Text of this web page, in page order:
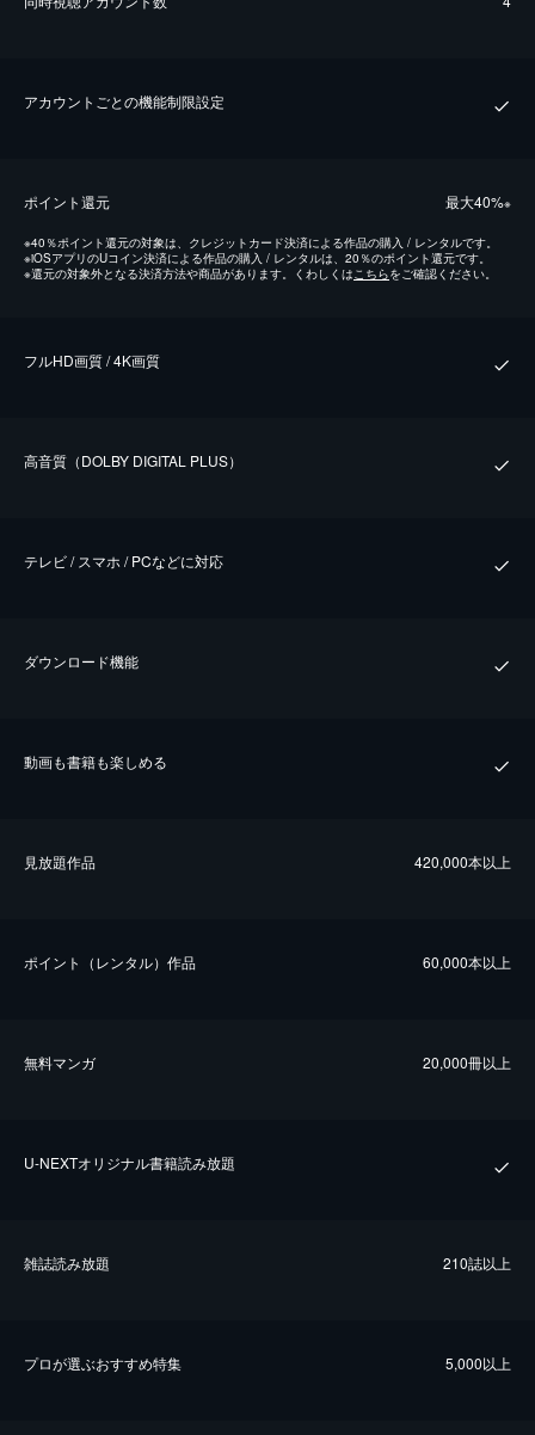
アカウントごとの機能制限設定
ポイント還元 最⼤40%※
※40％ポイント還元の対象は、クレジットカード決済による作品の購入 / レンタルです。
※iOSアプリのUコイン決済による作品の購入 / レンタルは、20％のポイント還元です。
※還元の対象外となる決済方法や商品があります。くわしくはこちらをご確認ください。
フルHD画質 / 4K画質
⾼⾳質（DOLBY DIGITAL PLUS）
テレビ / スマホ / PCなどに対応
ダウンロード機能
動画も書籍も楽しめる
⾒放題作品 420,000本以上
ポイント（レンタル）作品 60,000本以上
無料マンガ 20,000冊以上
U-NEXTオリジナル書籍読み放題
雑誌読み放題 210誌以上
プロが選ぶおすすめ特集 5,000以上